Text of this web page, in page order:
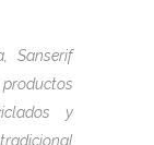
Sanserif
y